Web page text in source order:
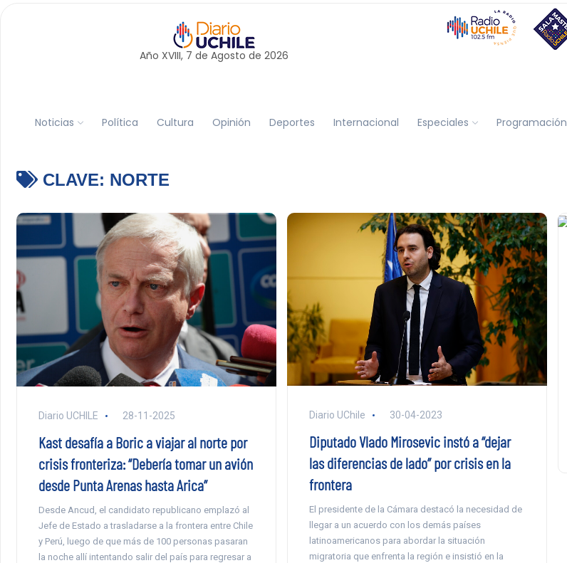
Año XVIII, 7 de Agosto de 2026
Noticias Política Cultura Opinión Deportes Internacional Especiales Programación
CLAVE: NORTE
Diario UCHILE 28-11-2025
Kast desafía a Boric a viajar al norte por
crisis fronteriza: “Debería tomar un avión
desde Punta Arenas hasta Arica”
Desde Ancud, el candidato republicano emplazó al
Jefe de Estado a trasladarse a la frontera entre Chile
y Perú, luego de que más de 100 personas pasaran
la noche allí intentando salir del país para regresar a
Diario UChile 30-04-2023
Diputado Vlado Mirosevic instó a “dejar
las diferencias de lado” por crisis en la
frontera
El presidente de la Cámara destacó la necesidad de
llegar a un acuerdo con los demás países
latinoamericanos para abordar la situación
migratoria que enfrenta la región e insistió en la